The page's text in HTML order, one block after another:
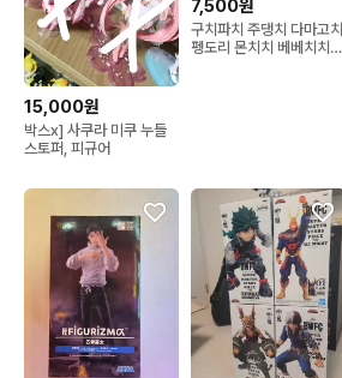
15,000원
박스x] 사쿠라 미쿠 누들
스토퍼, 피규어
7,500원
구치파치 주댕치 다마고치
펭도리 몬치치 베베치치